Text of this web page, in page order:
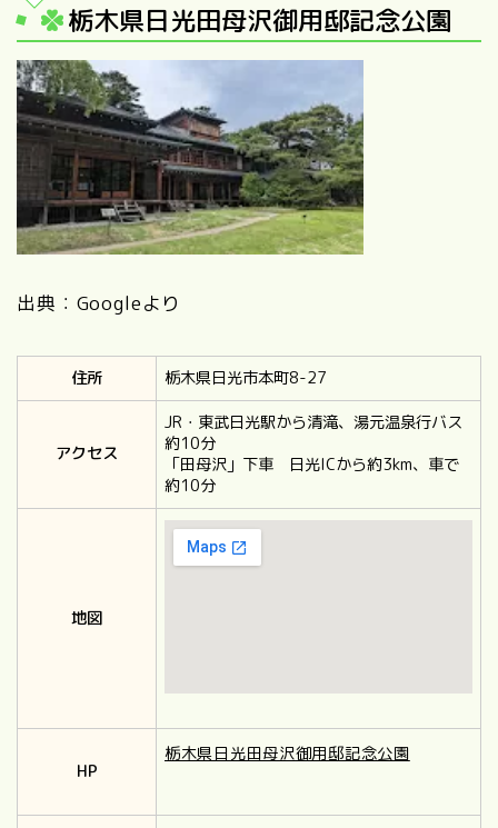
栃木県日光田母沢御用邸記念公園
出典：Googleより
住所 栃木県日光市本町8-27
アクセス
JR・東武日光駅から清滝、湯元温泉行バス
約10分
「田母沢」下車 日光ICから約3km、車で
約10分
地図
HP
栃木県日光田母沢御用邸記念公園